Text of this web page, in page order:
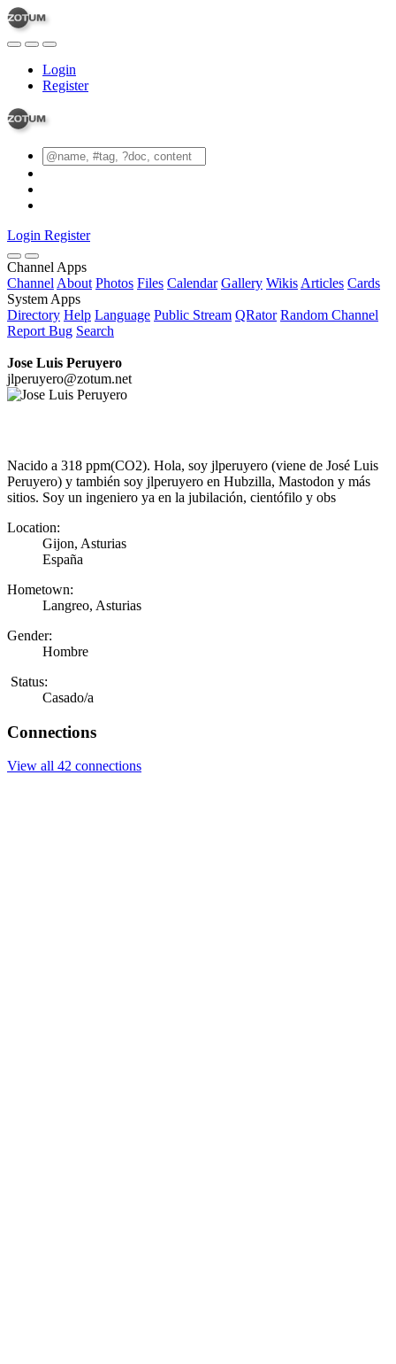
Login
Register
Login Register
Channel Apps
Channel About Photos Files Calendar Gallery Wikis Articles Cards
System Apps
Directory Help Language Public Stream QRator Random Channel
Report Bug Search
Jose Luis Peruyero
jlperuyero@zotum.net
Nacido a 318 ppm(CO2). Hola, soy jlperuyero (viene de José Luis
Peruyero) y también soy jlperuyero en Hubzilla, Mastodon y más
sitios. Soy un ingeniero ya en la jubilación, cientófilo y obs
Location:
Gijon, Asturias
España
Hometown:
Langreo, Asturias
Gender:
Hombre
Status:
Casado/a
Connections
View all 42 connections